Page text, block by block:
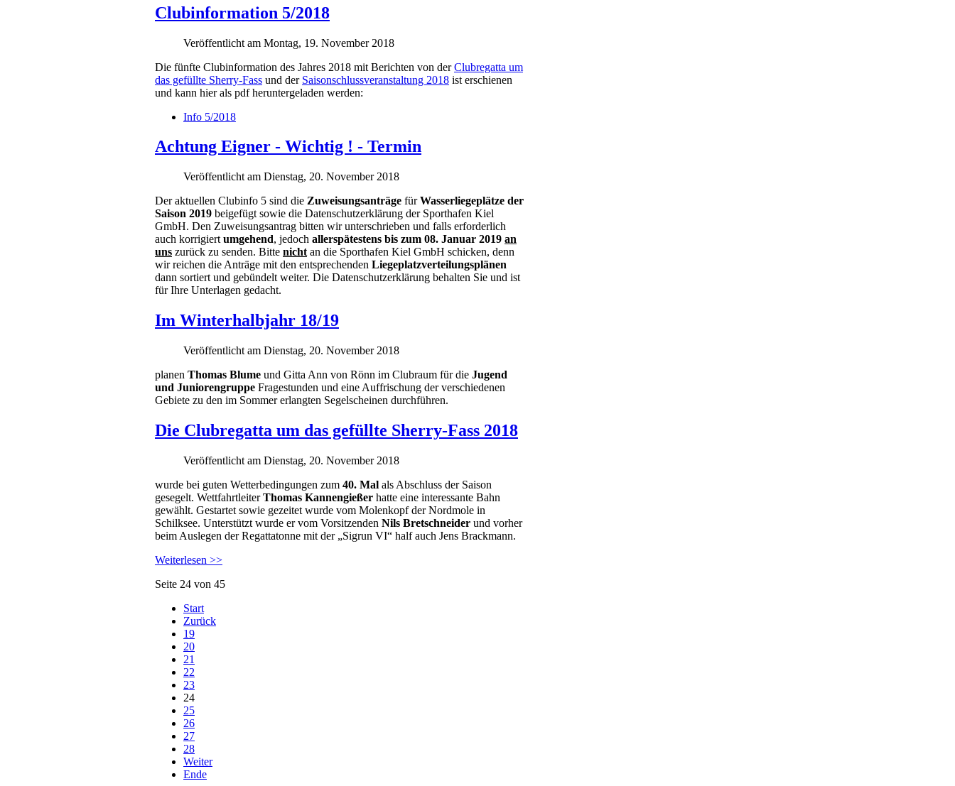
Clubinformation 5/2018
Veröffentlicht am Montag, 19. November 2018
Die fünfte Clubinformation des Jahres 2018 mit Berichten von derClubregatta um
das gefüllte Sherry-Fass und der Saisonschlussveranstaltung 2018 ist erschienen
und kann hier als pdf heruntergeladen werden:
Info 5/2018
Achtung Eigner - Wichtig ! - Termin
Veröffentlicht am Dienstag, 20. November 2018
Der aktuellen Clubinfo 5 sind die Zuweisungsanträge fürWasserliegeplätze der
Saison 2019 beigefügt sowie die Datenschutzerklärung der Sporthafen Kiel
GmbH. Den Zuweisungsantrag bitten wir unterschrieben und falls erforderlich
auch korrigiert umgehend, jedoch allerspätestens bis zum 08. Januar 2019 an
uns zurück zu senden. Bitte nicht an die Sporthafen Kiel GmbH schicken, denn
wir reichen die Anträge mit den entsprechenden Liegeplatzverteilungsplänen
dann sortiert und gebündelt weiter. Die Datenschutzerklärung behalten Sie und ist
für Ihre Unterlagen gedacht.
Im Winterhalbjahr 18/19
Veröffentlicht am Dienstag, 20. November 2018
planen Thomas Blume und Gitta Ann von Rönn im Clubraum für die Jugend
und Juniorengruppe Fragestunden und eine Auffrischung der verschiedenen
Gebiete zu den im Sommer erlangten Segelscheinen durchführen.
Die Clubregatta um das gefüllte Sherry-Fass 2018
Veröffentlicht am Dienstag, 20. November 2018
wurde bei guten Wetterbedingungen zum 40. Mal als Abschluss der Saison
gesegelt. WettfahrtleiterThomas Kannengießer hatte eine interessante Bahn
gewählt. Gestartet sowie gezeitet wurde vom Molenkopf der Nordmole in
Schilksee. Unterstützt wurde er vom Vorsitzenden Nils Bretschneider und vorher
beim Auslegen der Regattatonne mit der „Sigrun VI“ half auch Jens Brackmann.
Weiterlesen >>
Seite 24 von 45
Start
Zurück
19
20
21
22
23
24
25
26
27
28
Weiter
Ende